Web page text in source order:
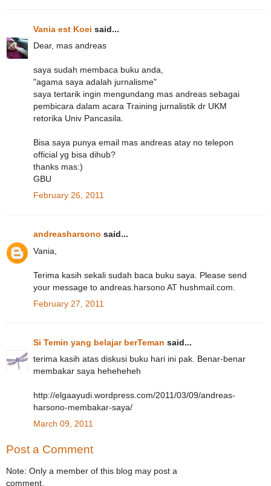
Vania est Koei said...
Dear, mas andreas
saya sudah membaca buku anda,
"agama saya adalah jurnalisme"
saya tertarik ingin mengundang mas andreas sebagai
pembicara dalam acara Training jurnalistik dr UKM
retorika Univ Pancasila.
Bisa saya punya email mas andreas atay no telepon
official yg bisa dihub?
thanks mas:)
GBU
February 26, 2011
andreasharsono said...
Vania,
Terima kasih sekali sudah baca buku saya. Please send
your message to andreas.harsono AT hushmail.com.
February 27, 2011
Si Temin yang belajar berTeman said...
terima kasih atas diskusi buku hari ini pak. Benar-benar
membakar saya heheheheh
http://elgaayudi.wordpress.com/2011/03/09/andreas-
harsono-membakar-saya/
March 09, 2011
Post a Comment
Note: Only a member of this blog may post a
comment.